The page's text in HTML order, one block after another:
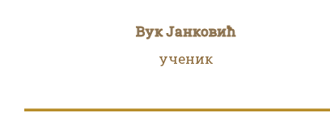
Вук Јанковић
ученик